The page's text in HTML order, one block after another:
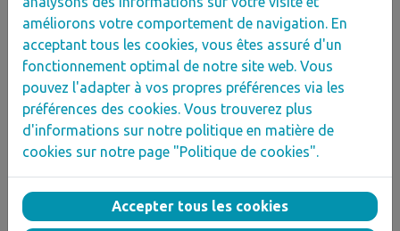
améliorons votre comportement de navigation. En
acceptant tous les cookies, vous êtes assuré d'un
fonctionnement optimal de notre site web. Vous
pouvez l'adapter à vos propres préférences via les
préférences des cookies. Vous trouverez plus
d'informations sur notre politique en matière de
cookies sur notre page "Politique de cookies".
Accepter tous les cookies